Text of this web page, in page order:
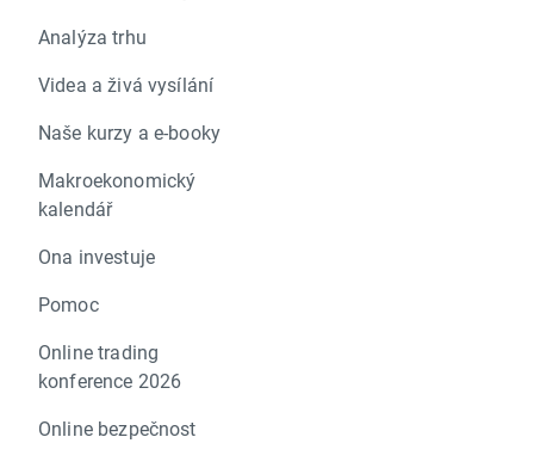
Analýza trhu
Videa a živá vysílání
Naše kurzy a e-booky
Makroekonomický
kalendář
Ona investuje
Pomoc
Online trading
konference 2026
Online bezpečnost